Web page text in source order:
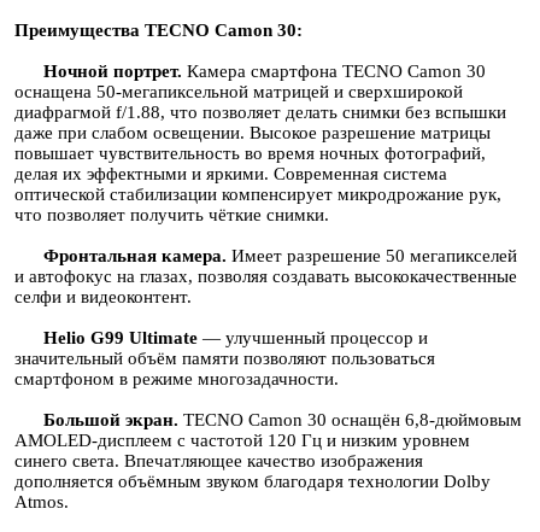
Преимущества TECNO Camon 30:
Ночной портрет. Камера смартфона TECNO Camon 30
оснащена 50-мегапиксельной матрицей и сверхширокой
диафрагмой f/1.88, что позволяет делать снимки без вспышки
даже при слабом освещении. Высокое разрешение матрицы
повышает чувствительность во время ночных фотографий,
делая их эффектными и яркими. Современная система
оптической стабилизации компенсирует микродрожание рук,
что позволяет получить чёткие снимки.
Фронтальная камера. Имеет разрешение 50 мегапикселей
и автофокус на глазах, позволяя создавать высококачественные
селфи и видеоконтент.
Helio G99 Ultimate — улучшенный процессор и
значительный объём памяти позволяют пользоваться
смартфоном в режиме многозадачности.
Большой экран. TECNO Camon 30 оснащён 6,8-дюймовым
AMOLED-дисплеем с частотой 120 Гц и низким уровнем
синего света. Впечатляющее качество изображения
дополняется объёмным звуком благодаря технологии Dolby
Atmos.